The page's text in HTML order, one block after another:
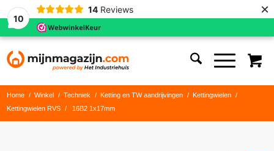
10
14 Reviews ×
Home / Winkel / Techniek / Ketting en TW aandrijvingen / Kettingwielen
/
Kettingwielen RVS
/ 16B2 1x17mm